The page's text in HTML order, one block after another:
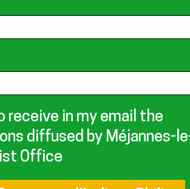
receive in my email the
diffused by Méjannes-
Office